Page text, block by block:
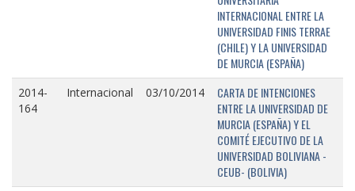
INTERNACIONAL ENTRE LA
UNIVERSIDAD FINIS TERRAE
(CHILE) Y LA UNIVERSIDAD
DE MURCIA (ESPAÑA)
2014-
164
Internacional 03/10/2014
CARTA DE INTENCIONES
ENTRE LA UNIVERSIDAD DE
MURCIA (ESPAÑA) Y EL
COMITÉ EJECUTIVO DE LA
UNIVERSIDAD BOLIVIANA -
CEUB- (BOLIVIA)